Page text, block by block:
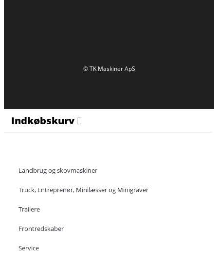
© TK Maskiner ApS
Indkøbskurv
Landbrug og skovmaskiner
Truck, Entreprenør, Minilæsser og Minigraver
Trailere
Frontredskaber
Service